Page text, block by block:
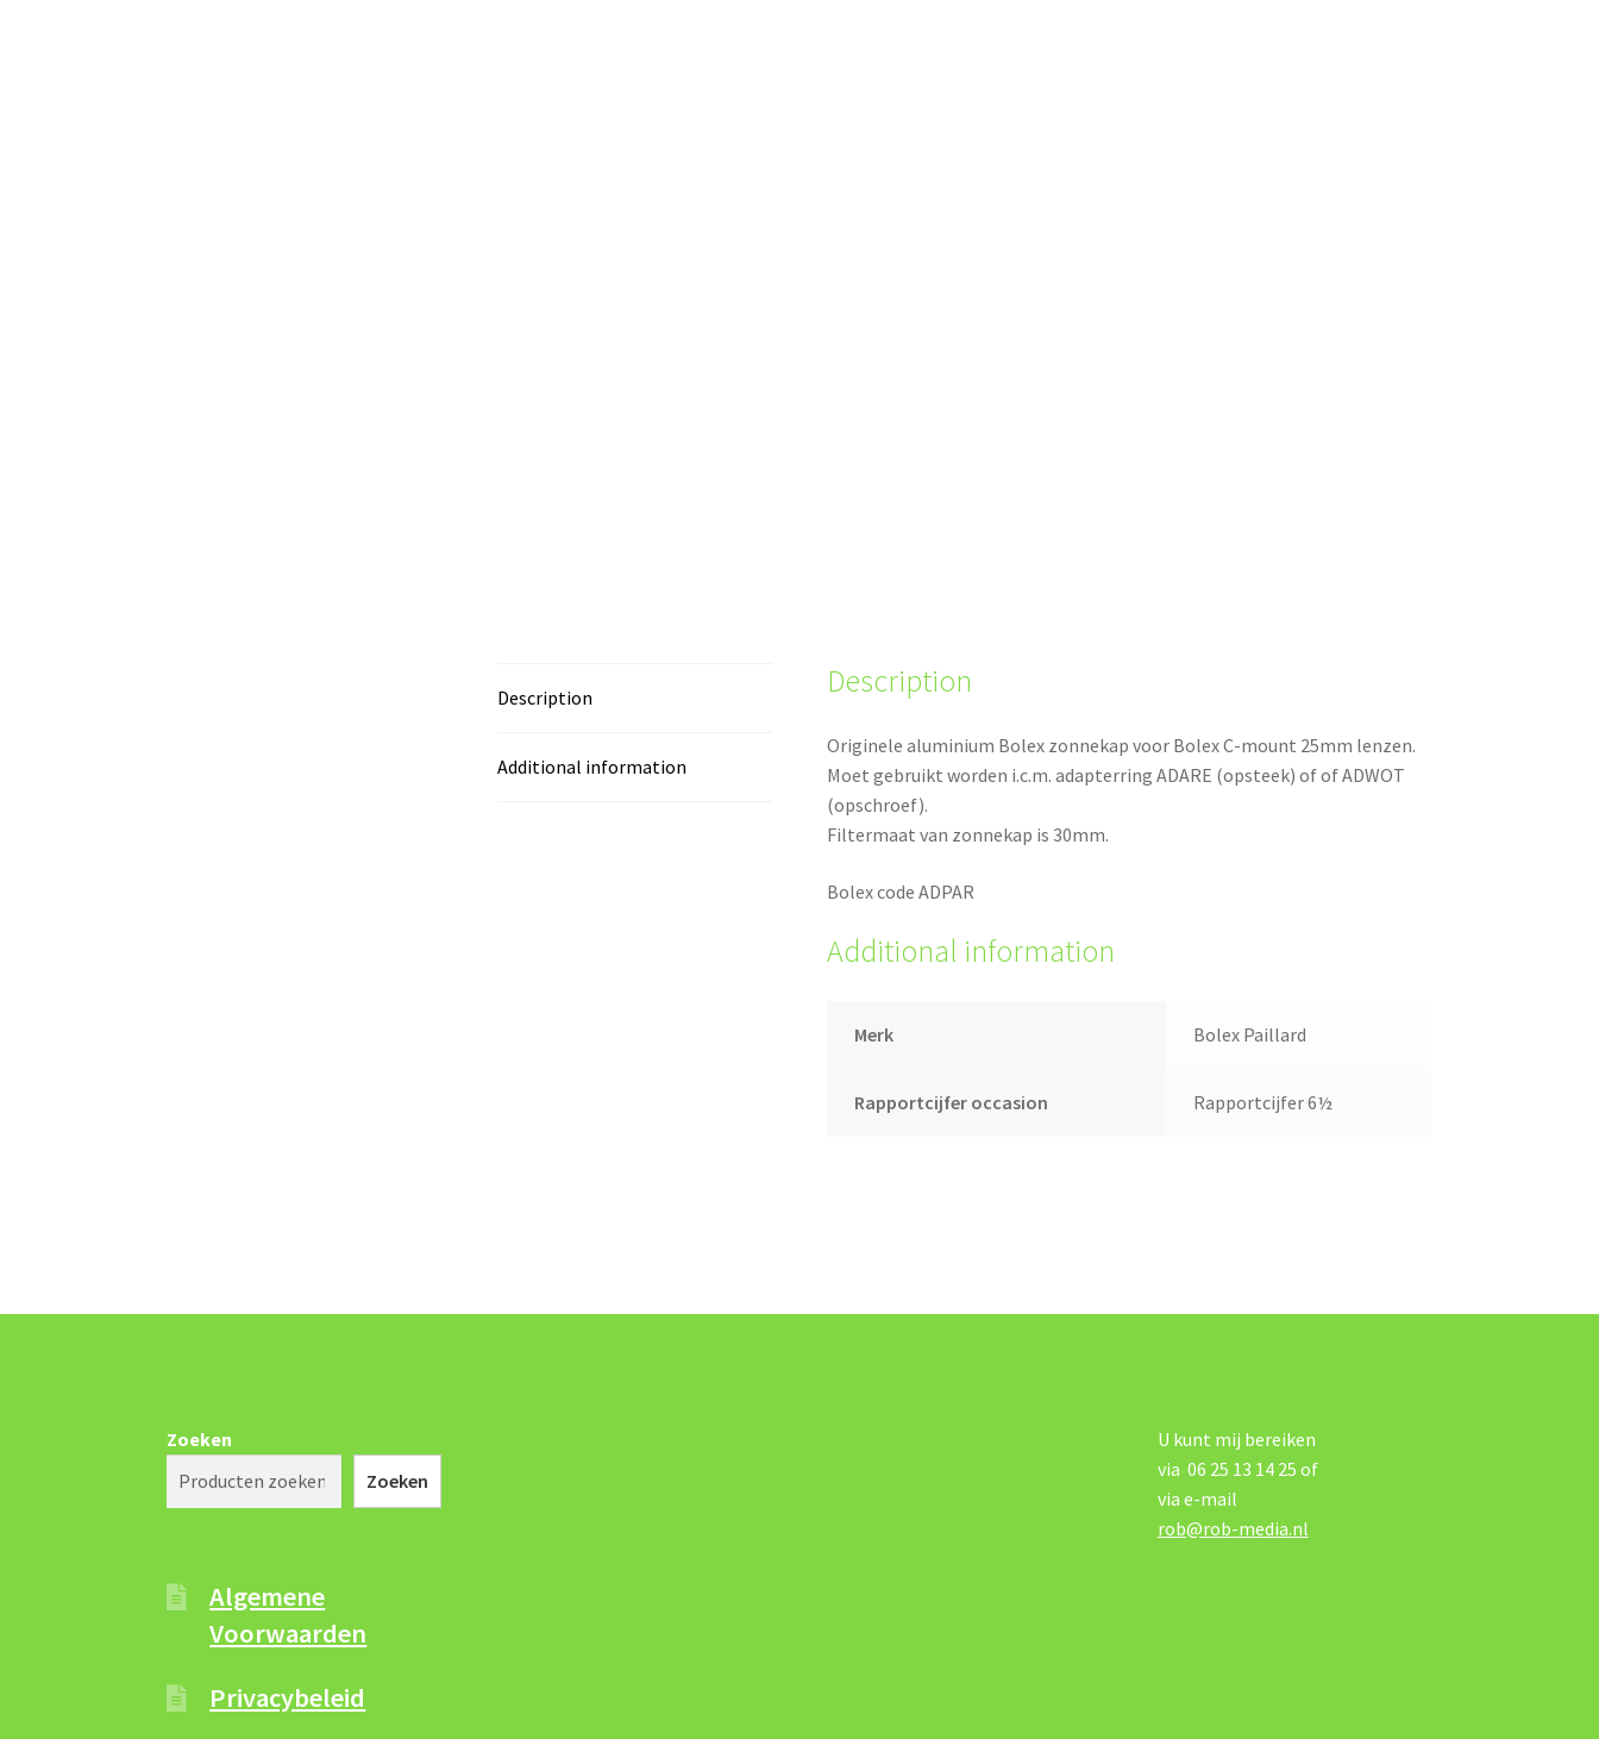
Description
Additional information
Description
Originele aluminium Bolex zonnekap voor Bolex C-mount 25mm lenzen.
Moet gebruikt worden i.c.m. adapterring ADARE (opsteek) of of ADWOT
(opschroef).
Filtermaat van zonnekap is 30mm.
Bolex code ADPAR
Additional information
Merk Bolex Paillard
Rapportcijfer occasion Rapportcijfer 6½
Zoeken
Zoeken
Algemene
Voorwaarden
Privacybeleid
U kunt mij bereiken
via 06 25 13 14 25 of
via e-mail
rob@rob-media.nl